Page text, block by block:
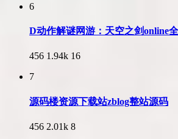
6
D动作解谜网游：天空之剑online
456 1.94k 16
7
源码楼资源下载站zblog整站源码
456 2.01k 8